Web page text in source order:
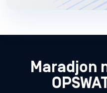
Maradjon